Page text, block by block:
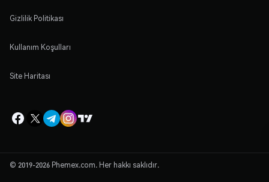
Gizlilik Politikası
Kullanım Koşulları
Site Haritası
© 2019-2026 Phemex.com. Her hakkı saklıdır.